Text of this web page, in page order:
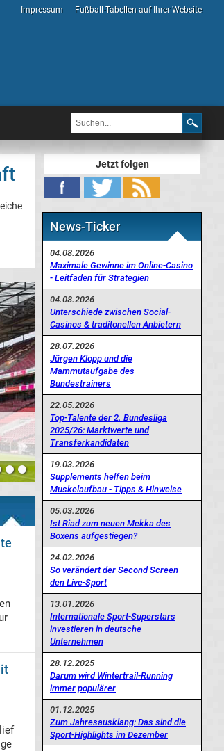
Impressum Fußball-Tabellen auf Ihrer Website
lief
Jetzt folgen
News-Ticker
04.08.2026
Maximale Gewinne im Online-Casino
- Leitfaden für Strategien
04.08.2026
Unterschiede zwischen Social-
Casinos & traditonellen Anbietern
28.07.2026
Jürgen Klopp und die
Mammutaufgabe des
Bundestrainers
22.05.2026
Top-Talente der 2. Bundesliga
2025/26: Marktwerte und
Transferkandidaten
19.03.2026
Supplements helfen beim
Muskelaufbau - Tipps & Hinweise
05.03.2026
Ist Riad zum neuen Mekka des
Boxens aufgestiegen?
24.02.2026
So verändert der Second Screen
den Live-Sport
13.01.2026
Internationale Sport-Superstars
investieren in deutsche
Unternehmen
28.12.2025
Darum wird Wintertrail-Running
immer populärer
01.12.2025
Zum Jahresausklang: Das sind die
Sport-Highlights im Dezember